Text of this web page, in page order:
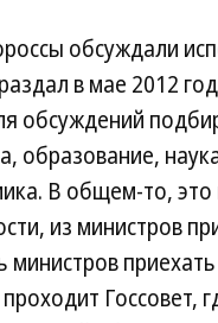
обсуждали
в мае 2012
обсуждений
образование,
В общем-то,
из министров
Госсовет,